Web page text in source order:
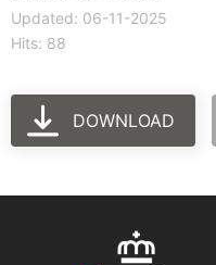
Updated: 06-11-2025
Hits: 88
DOWNLOAD